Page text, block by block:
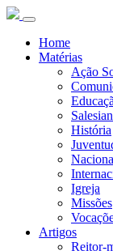
Home
Matérias
Ação
História
Igreja
Missões
Artigos
Reitor-